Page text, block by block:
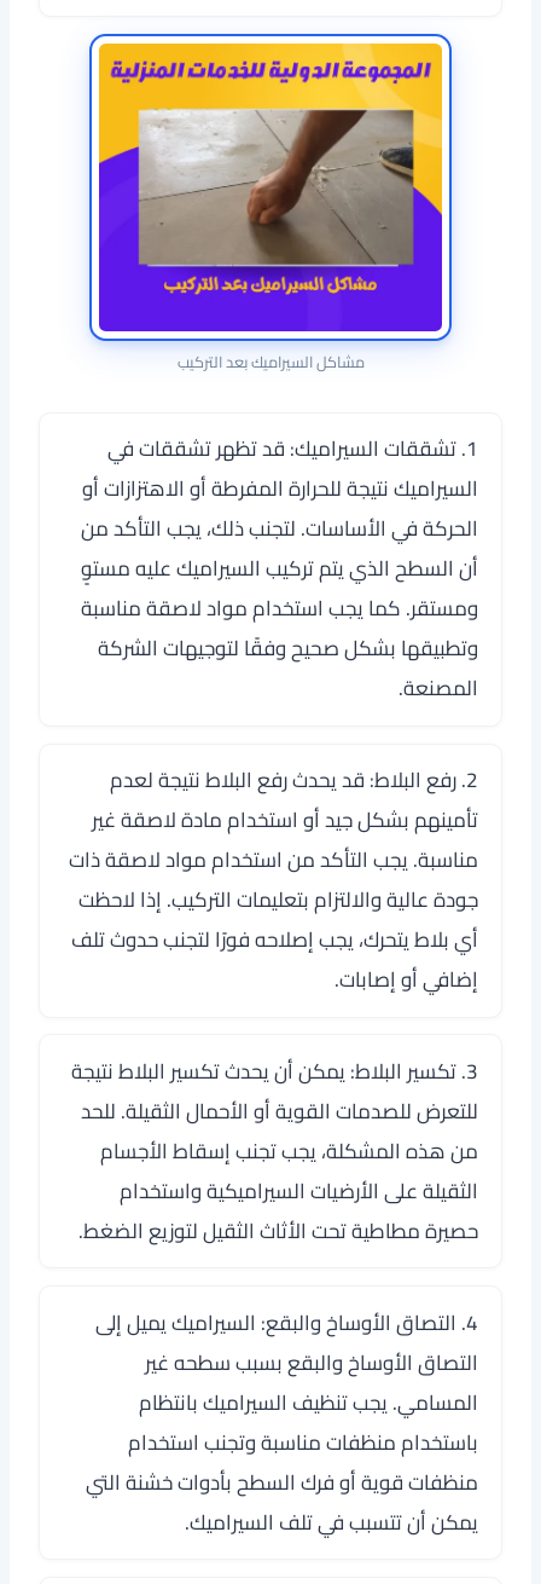
مشاكل السيراميك بعد التركيب
1. تشققات السيراميك: قد تظهر تشققات في
السيراميك نتيجة للحرارة المفرطة أو الاهتزازات أو
الحركة في الأساسات. لتجنب ذلك، يجب التأكد من
أن السطح الذي يتم تركيب السيراميك عليه مستوٍ
ومستقر. كما يجب استخدام مواد لاصقة مناسبة
وتطبيقها بشكل صحيح وفقًا لتوجيهات الشركة
المصنعة.
2. رفع البلاط: قد يحدث رفع البلاط نتيجة لعدم
تأمينهم بشكل جيد أو استخدام مادة لاصقة غير
مناسبة. يجب التأكد من استخدام مواد لاصقة ذات
جودة عالية والالتزام بتعليمات التركيب. إذا لاحظت
أي بلاط يتحرك، يجب إصلاحه فورًا لتجنب حدوث تلف
إضافي أو إصابات.
3. تكسير البلاط: يمكن أن يحدث تكسير البلاط نتيجة
للتعرض للصدمات القوية أو الأحمال الثقيلة. للحد
من هذه المشكلة، يجب تجنب إسقاط الأجسام
الثقيلة على الأرضيات السيراميكية واستخدام
حصيرة مطاطية تحت الأثاث الثقيل لتوزيع الضغط.
4. التصاق الأوساخ والبقع: السيراميك يميل إلى
التصاق الأوساخ والبقع بسبب سطحه غير
المسامي. يجب تنظيف السيراميك بانتظام
باستخدام منظفات مناسبة وتجنب استخدام
منظفات قوية أو فرك السطح بأدوات خشنة التي
يمكن أن تتسبب في تلف السيراميك.